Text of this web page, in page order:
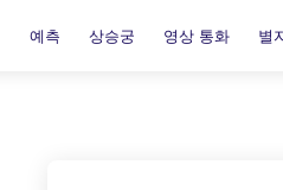
예측 상승궁 영상 통화 별